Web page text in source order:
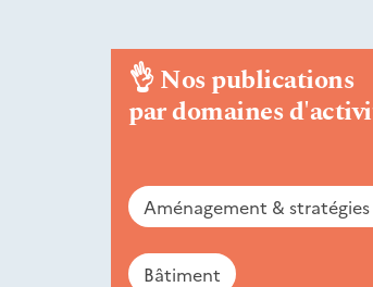
👌Nos publications
par domaines
Aménagement &
Bâtiment